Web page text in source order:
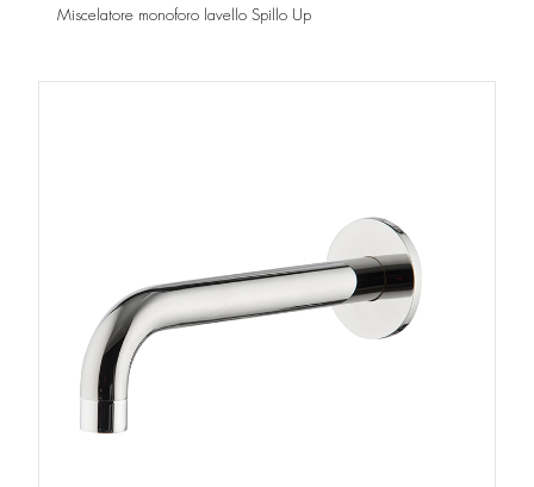
Miscelatore monoforo lavello Spillo Up